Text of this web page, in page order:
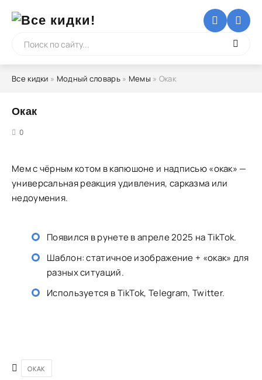
Все кидки » Модный словарь» Мемы » Окак
Окак
0
Мем с чёрным котом в капюшоне и надписью «окак» —
универсальная реакция удивления, сарказма или
недоумения.
Появился в рунете в апреле 2025 на TikTok.
Шаблон: статичное изображение + «окак» для
разных ситуаций.
Используется в TikTok, Telegram, Twitter.
OKAK